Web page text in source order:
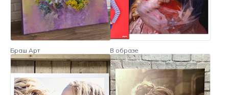
Браш Арт В образе